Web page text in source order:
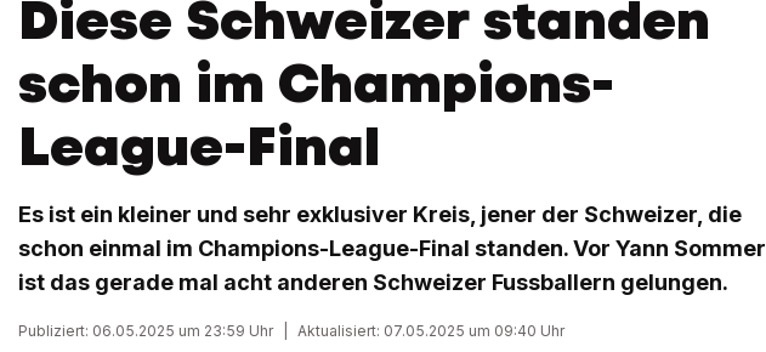
Diese Schweizer standen
schon im Champions-
League-Final
Es ist ein kleiner und sehr exklusiver Kreis, jener der Schweizer, die
schon einmal im Champions-League-Final standen. Vor Yann Sommer
ist das gerade mal acht anderen Schweizer Fussballern gelungen.
Publiziert: 06.05.2025 um 23:59 Uhr Aktualisiert: 07.05.2025 um 09:40 Uhr